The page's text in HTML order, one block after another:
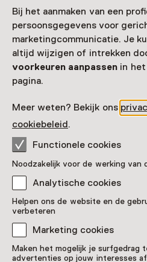
Bij het aanmaken van een
persoonsgegevens voor
marketingcommunicatie. Je
altijd wijzigen of intrekken
voorkeuren aanpassen in het
pagina.
Meer weten? Bekijk ons
cookiebeleid.
Functionele cookies
Noodzakelijk voor de werking van
Analytische cookies
Helpen ons de website en de
verbeteren
Marketing cookies
Maken het mogelijk je surfgedrag
advertenties op jouw interesses
Joost Swarte:
T/m 30 augustus van